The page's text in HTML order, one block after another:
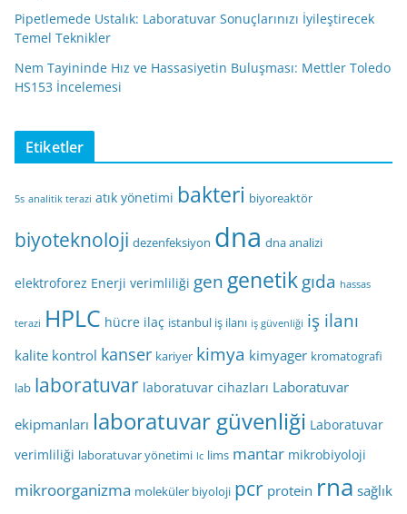
Pipetlemede Ustalık: Laboratuvar Sonuçlarınızı İyileştirecek
Temel Teknikler
Nem Tayininde Hız ve Hassasiyetin Buluşması: Mettler Toledo
HS153 İncelemesi
Etiketler
5s analitik terazi atık yönetimi bakteri biyoreaktör
biyoteknoloji dezenfeksiyon dna dna analizi
elektroforez Enerji verimliliği gen genetikgıda hassas
terazi HPLC hücre ilaç istanbul iş ilanı iş güvenliği iş ilanı
kalite kontrol kanser kariyer kimya kimyager kromatografi
lab laboratuvar laboratuvar cihazları Laboratuvar
ekipmanları laboratuvar güvenliği Laboratuvar
verimliliği laboratuvar yönetimi lc lims mantar mikrobiyoloji
mikroorganizma moleküler biyoloji pcr protein rna sağlık